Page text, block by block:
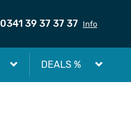
0341 39 37 37 37 Info
DEALS %